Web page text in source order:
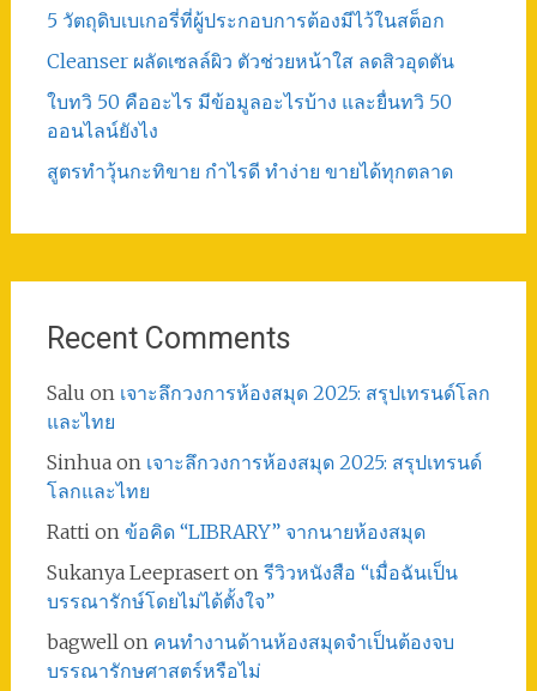
5 วัตถุดิบเบเกอรี่ที่ผู้ประกอบการต้องมีไว้ในสต็อก
Cleanser ผลัดเซลล์ผิว ตัวช่วยหน้าใส ลดสิวอุดตัน
ใบทวิ 50 คืออะไร มีข้อมูลอะไรบ้าง และยื่นทวิ 50
ออนไลน์ยังไง
สูตรทําวุ้นกะทิขาย กำไรดี ทำง่าย ขายได้ทุกตลาด
Recent Comments
Salu on เจาะลึกวงการห้องสมุด 2025: สรุปเทรนด์โลก
และไทย
Sinhuaon เจาะลึกวงการห้องสมุด 2025: สรุปเทรนด์
โลกและไทย
Ratti on ข้อคิด “LIBRARY” จากนายห้องสมุด
Sukanya Leepraserton รีวิวหนังสือ “เมื่อฉันเป็น
บรรณารักษ์โดยไม่ได้ตั้งใจ”
bagwell on คนทำงานด้านห้องสมุดจำเป็นต้องจบ
บรรณารักษศาสตร์หรือไม่